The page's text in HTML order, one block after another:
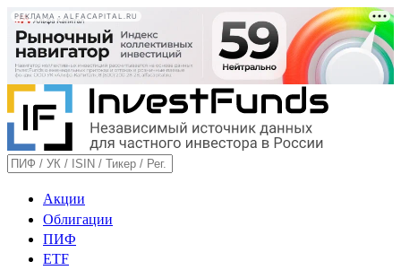
РЕКЛАМА • ALFACAPITAL.RU
Акции
Облигации
ПИФ
ETF